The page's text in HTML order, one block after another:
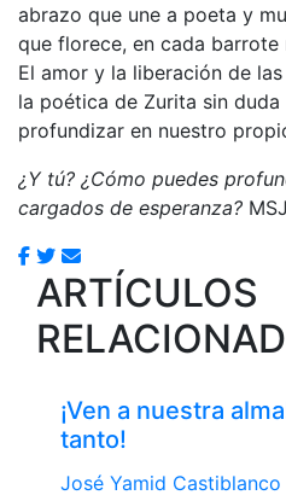
abrazo que une a poeta y
que florece, en cada
El amor y la liberación de
la poética de Zurita sin
profundizar en nuestro
¿Y tú? ¿Cómo puedes
cargados de esperanza? MSJ
ARTÍCULOS
¡Ven a nuestra
tanto!
José Yamid Castiblanco